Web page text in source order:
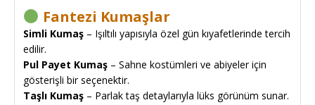
Fantezi Kumaşlar
Simli Kumaş – Işıltılı yapısıyla özel gün kıyafetlerinde tercih
edilir.
Pul Payet Kumaş – Sahne kostümleri ve abiyeler için
gösterişli bir seçenektir.
Taşlı Kumaş – Parlak taş detaylarıyla lüks görünüm sunar.